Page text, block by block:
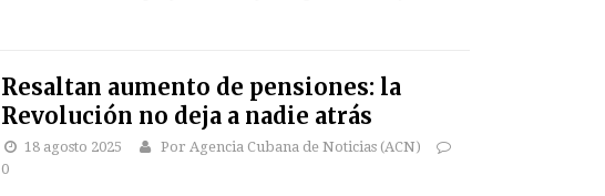
Resaltan aumento de pensiones: la
Revolución no deja a nadie atrás
18 agosto 2025
Por Agencia Cubana de Noticias (ACN)
0